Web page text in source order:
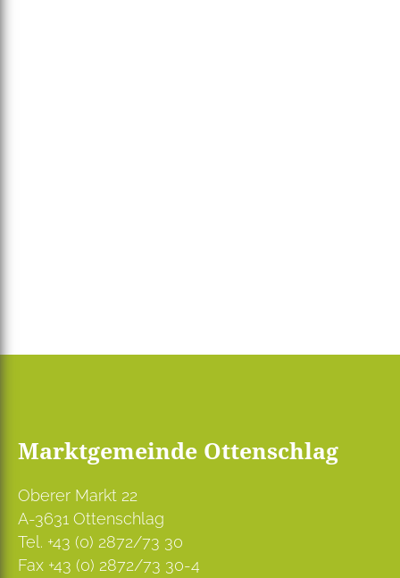
Marktgemeinde Ottenschlag
Oberer Markt 22
A-3631 Ottenschlag
Tel. +43 (0) 2872/73 30
Fax +43 (0) 2872/73 30-4